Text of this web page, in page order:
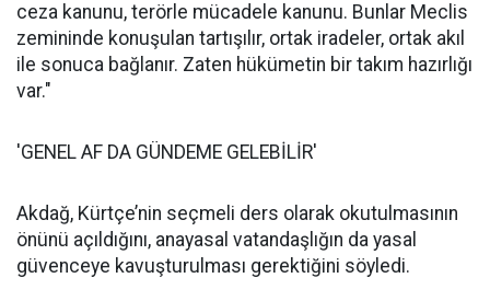
ceza kanunu, terörle mücadele kanunu. Bunlar Meclis
zemininde konuşulan tartışılır, ortak iradeler, ortak akıl
ile sonuca bağlanır. Zaten hükümetin bir takım hazırlığı
var."
'GENEL AF DA GÜNDEME GELEBİLİR'
Akdağ, Kürtçe’nin seçmeli ders olarak okutulmasının
önünü açıldığını, anayasal vatandaşlığın da yasal
güvenceye kavuşturulması gerektiğini söyledi.